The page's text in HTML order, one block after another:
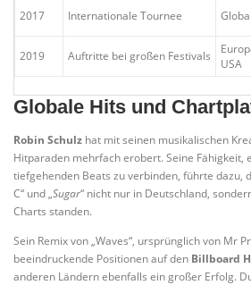
2017 Internationale Tournee Global
2019 Auftritte bei großen Festivals
USA
Globale Hits und
Robin Schulz hat mit seinen musikalischen
Hitparaden mehrfach erobert. Seine Fähigkeit,
tiefgehenden Beats zu verbinden, führte dazu,
C“ und „Sugar“ nicht nur in Deutschland,
Charts standen.
Sein Remix von „Waves“, ursprünglich von Mr
beeindruckende Positionen auf den Billboard
anderen Ländern ebenfalls ein großer Erfolg.